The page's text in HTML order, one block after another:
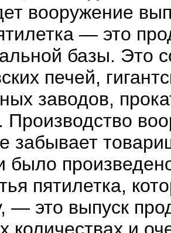
вооружение
— это
базы. Это
печей,
заводов,
Производство
забывает
было
пятилетка,
— это выпуск